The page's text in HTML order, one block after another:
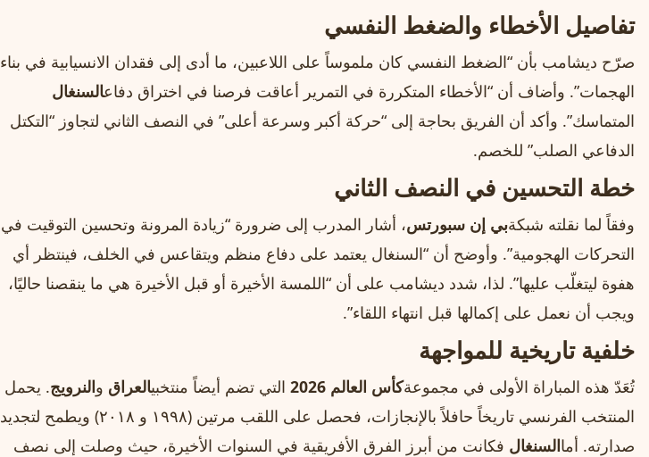
تفاصيل الأخطاء والضغط النفسي
صرّح ديشامب بأن “الضغط النفسي كان ملموساً على اللاعبين، ما أدى إلى فقدان الانسيابية في بناء
الهجمات”. وأضاف أن “الأخطاء المتكررة في التمرير أعاقت فرصنا في اختراق دفاعالسنغال
المتماسك”. وأكد أن الفريق بحاجة إلى “حركة أكبر وسرعة أعلى” في النصف الثاني لتجاوز “التكتل
الدفاعي الصلب” للخصم.
خطة التحسين في النصف الثاني
وفقاً لما نقلته شبكةبي إن سبورتس، أشار المدرب إلى ضرورة “زيادة المرونة وتحسين التوقيت في
التحركات الهجومية”. وأوضح أن “السنغال يعتمد على دفاع منظم ويتقاعس في الخلف، فينتظر أي
هفوة ليتغلّب عليها”. لذا، شدد ديشامب على أن “اللمسة الأخيرة أو قبل الأخيرة هي ما ينقصنا حاليًا،
ويجب أن نعمل على إكمالها قبل انتهاء اللقاء”.
خلفية تاريخية للمواجهة
تُعَدّ هذه المباراة الأولى في مجموعةكأس العالم 2026 التي تضم أيضاً منتخبيالعراق والنرويج. يحمل
المنتخب الفرنسي تاريخاً حافلاً بالإنجازات، فحصل على اللقب مرتين (١٩٩٨ و ٢٠١٨) ويطمح لتجديد
صدارته. أماالسنغال فكانت من أبرز الفرق الأفريقية في السنوات الأخيرة، حيث وصلت إلى نصف